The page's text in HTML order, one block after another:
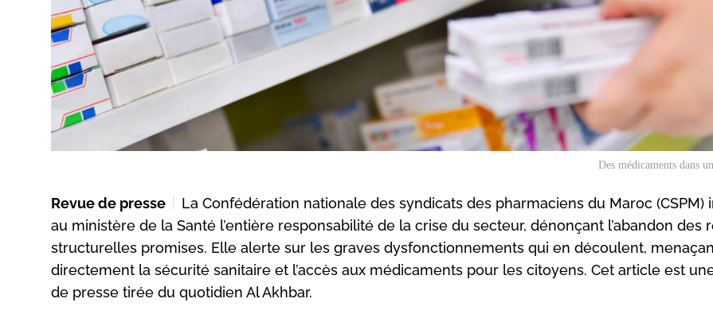
Des médicaments dans
Revue de presse
La Confédération nationale des syndicats des pharmaciens du Maroc (CSPM)
au ministère de la Santé l’entière responsabilité de la crise du secteur, dénonçant l’abandon des
structurelles promises. Elle alerte sur les graves dysfonctionnements qui en découlent,
directement la sécurité sanitaire et l’accès aux médicaments pour les citoyens. Cet article est
de presse tirée du quotidien Al Akhbar.